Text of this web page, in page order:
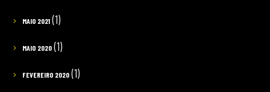
MAIO 2021(1)
MAIO 2020(1)
FEVEREIRO 2020(1)